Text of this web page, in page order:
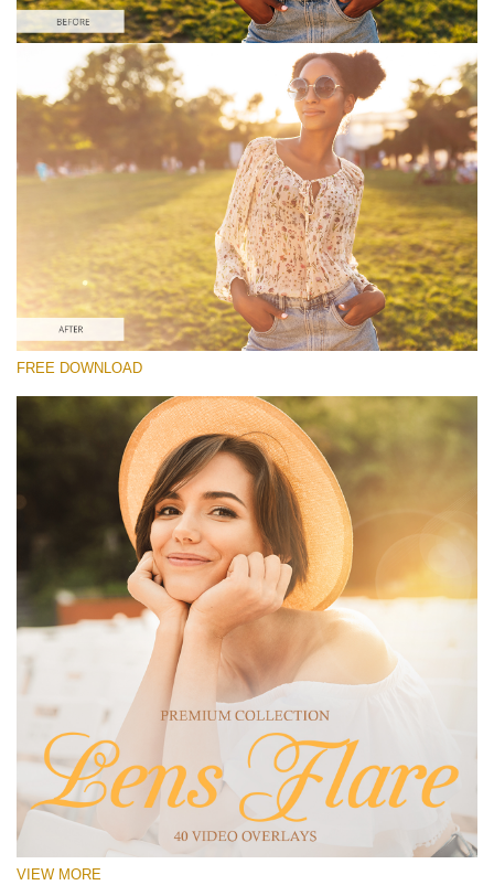
Proszę wybrać
Free Lens Flare Overlay #6
Darmowe Pobieranie
FREE DOWNLOAD
VIEW MORE